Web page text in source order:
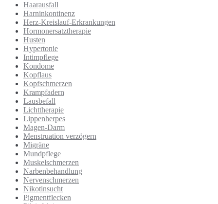
Haarausfall
Harninkontinenz
Herz-Kreislauf-Erkrankungen
Hormonersatztherapie
Husten
Hypertonie
Intimpflege
Kondome
Kopflaus
Kopfschmerzen
Krampfadern
Lausbefall
Lichttherapie
Lippenherpes
Magen-Darm
Menstruation verzögern
Migräne
Mundpflege
Muskelschmerzen
Narbenbehandlung
Nervenschmerzen
Nikotinsucht
Pigmentflecken